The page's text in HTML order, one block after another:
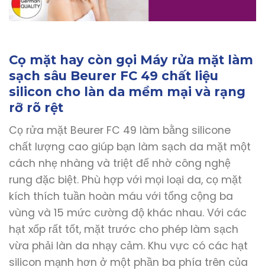
Cọ mặt hay còn gọi Máy rửa mặt làm
sạch sâu Beurer FC 49 chất liệu
silicon cho làn da mềm mại và rạng
rỡ rõ rệt
Cọ rửa mặt Beurer FC 49 làm bằng silicone
chất lượng cao giúp bạn làm sạch da mặt một
cách nhẹ nhàng và triệt để nhờ công nghệ
rung đặc biệt. Phù hợp với mọi loại da, cọ mặt
kích thích tuần hoàn máu với tổng cộng ba
vùng và 15 mức cường độ khác nhau. Với các
hạt xốp rất tốt, mặt trước cho phép làm sạch
vừa phải làn da nhạy cảm. Khu vực có các hạt
silicon mạnh hơn ở một phần ba phía trên của